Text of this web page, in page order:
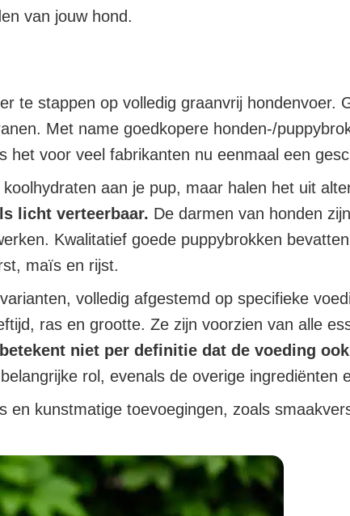
van jouw hond.
te stappen op volledig graanvrij hondenvoer.
Met name goedkopere honden-/
voor veel fabrikanten nu eenmaal een
aan je pup, maar halen het uit
licht verteerbaar. De darmen van honden
Kwalitatief goede puppybrokken
maïs en rijst.
volledig afgestemd op specifieke
ras en grootte. Ze zijn voorzien van alle
niet per definitie dat de voeding
rol, evenals de overige ingrediënten
kunstmatige toevoegingen, zoals